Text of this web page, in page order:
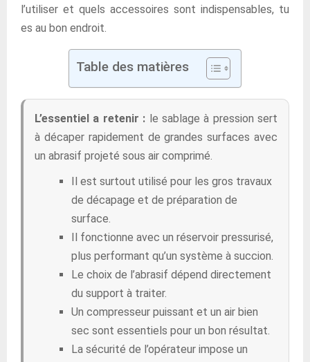
l’utiliser et quels accessoires sont indispensables, tu
es au bon endroit.
Table des matières
L’essentiel a retenir : le sablage à pression sert
à décaper rapidement de grandes surfaces avec
un abrasif projeté sous air comprimé.
Il est surtout utilisé pour les gros travaux
de décapage et de préparation de
surface.
Il fonctionne avec un réservoir pressurisé,
plus performant qu’un système à succion.
Le choix de l’abrasif dépend directement
du support à traiter.
Un compresseur puissant et un air bien
sec sont essentiels pour un bon résultat.
La sécurité de l’opérateur impose un